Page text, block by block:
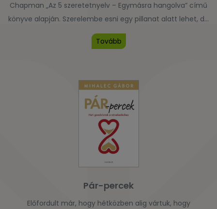
Chapman „Az 5 szeretetnyelv – Egymásra hangolva” című
könyve alapján. Szerelembe esni egy pillanat alatt lehet, de
a szeretetet frissen tartani egy életen át – az művészet! Az
öröknaptár a szeretet kifejezésének és befogadásának
Tovább
Pár-percek
Előfordult már, hogy hétközben alig vártuk, hogy